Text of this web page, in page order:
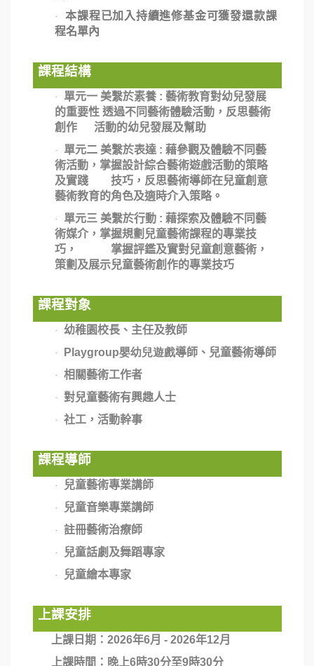
·本課程已加入持續進修基金可獲發還款課
程名單內
課程結構
·
單元一 美繫於素養 : 藝術教育對幼兒發展
的重要性 透過不同藝術體驗活動，反思藝術
創作 活動的幼兒發展及幫助
· 單元二 美繫於表達 : 藉參觀及體驗不同藝
術活動，掌握設計綜合藝術遊戲活動的策略
及實踐 技巧，反思藝術導師在兒童創意
藝術教育的角色及適時介入策略。
· 單元三 美繫於行動 : 藉探索及體驗不同藝
術媒介，掌握規劃兒童藝術課程的專業技
巧， 掌握評鑑及實對兒童創意藝術，
策劃及展示兒童藝術創作的專業技巧
課程對象
· 幼稚園校長、主任及教師
· Playgroup嬰幼兒遊戲導師、兒童藝術導師
· 相關藝術工作者
· 對兒童藝術有興趣人士
· 社工，活動幹事
課程導師
· 兒童藝術專業講師
· 兒童音樂專業講師
· 註冊藝術治療師
· 兒童話劇及舞蹈專家
· 兒童繪本專家
上課安排
上課日期：2026年6月 - 2026年12月
上課時間：晚上6時30分至9時30分